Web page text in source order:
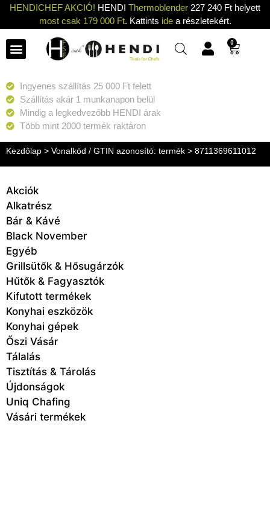
HENDICHEF AKCIÓ! HENDI Thermoblender 227 240 Ft helyett
most csak 179 000 Ft. Kattints idea részletekért.
0
Ingyenes szállítás 25 000 Ft felett
Szállítás akár 1 munkanapon belül
Mindig a legkedvezőbb HENDI árak
Több mint 2000 termék raktáron
Kezdőlap > Vonalkód / GTIN azonosító: termék > 8711369611012
Akciók
Alkatrész
Bár & Kávé
Black November
Egyéb
Grillsütők & Hősugárzók
Hűtők & Fagyasztók
Kifutott termékek
Konyhai eszközök
Konyhai gépek
Őszi Vásár
Tálalás
Tisztítás & Tárolás
Újdonságok
Uniq Chafing
Vásári termékek